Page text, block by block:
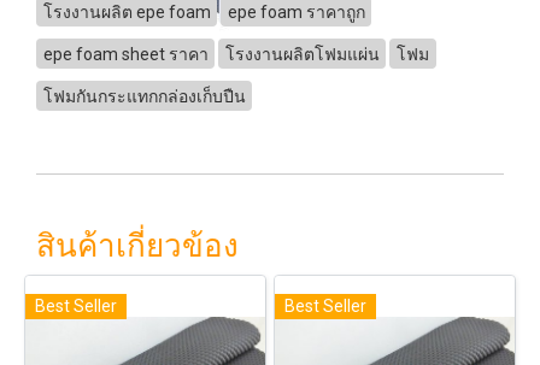
โรงงานผลิต epe foam epe foam ราคาถูก
epe foam sheet ราคา โรงงานผลิตโฟมแผ่น โฟม
โฟมกันกระแทกกล่องเก็บปืน
สินค้าเกี่ยวข้อง
Best Seller Best Seller